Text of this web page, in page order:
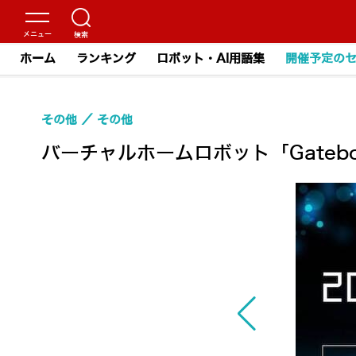
ホーム ランキング ロボット・AI用語集 開催予定の
バーチャルホームロボット「
その他 その他